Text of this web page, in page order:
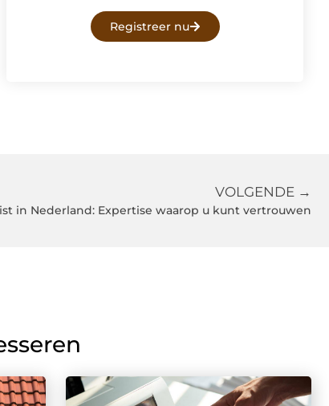
Registreer nu
VOLGENDE →
in Nederland: Expertise waarop u kunt vertrouwen